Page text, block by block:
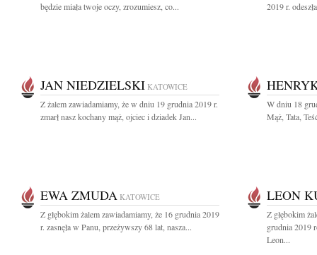
będzie miała twoje oczy, zrozumiesz, co...
2019 r.
JAN NIEDZIELSKI KATOWICE
Z żalem zawiadamiamy, że w dniu 19 grudnia 2019 r.
zmarł nasz kochany mąż, ojciec i dziadek Jan...
W dniu 18
Mąż, Tata,
EWA ZMUDA KATOWICE
Z głębokim żalem zawiadamiamy, że 16 grudnia 2019
r. zasnęła w Panu, przeżywszy 68 lat, nasza...
LEON
Z głębokim
grudnia 2019
Leon...